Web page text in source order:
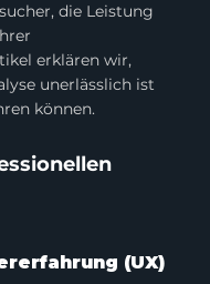
die Leistung
erklären wir,
unerlässlich ist
können.
(UX)